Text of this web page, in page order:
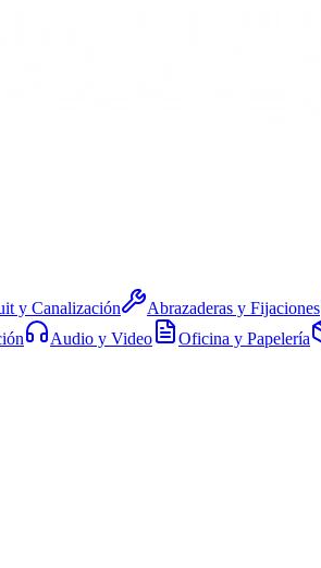
y Canalización Abrazaderas y Fijaciones
Audio y Video Oficina y Papelería